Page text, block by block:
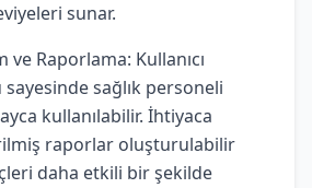
sunar.
ve Raporlama: Kullanıcı
sağlık personeli
kullanılabilir. İhtiyaca
raporlar oluşturulabilir
daha etkili bir şekilde